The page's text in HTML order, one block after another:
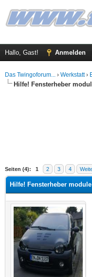
Hallo, Gast! Anmelden
Das Twingoforum... › Werkstatt›
Hilfe! Fensterheber
Seiten (4): 1 2 3 4
Durchschnitt
Hilfe! Fensterheber module